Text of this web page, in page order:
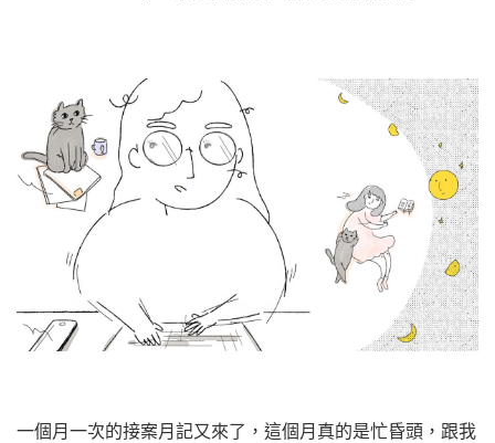
一個月一次的接案月記又來了，這個月真的是忙昏頭，跟我